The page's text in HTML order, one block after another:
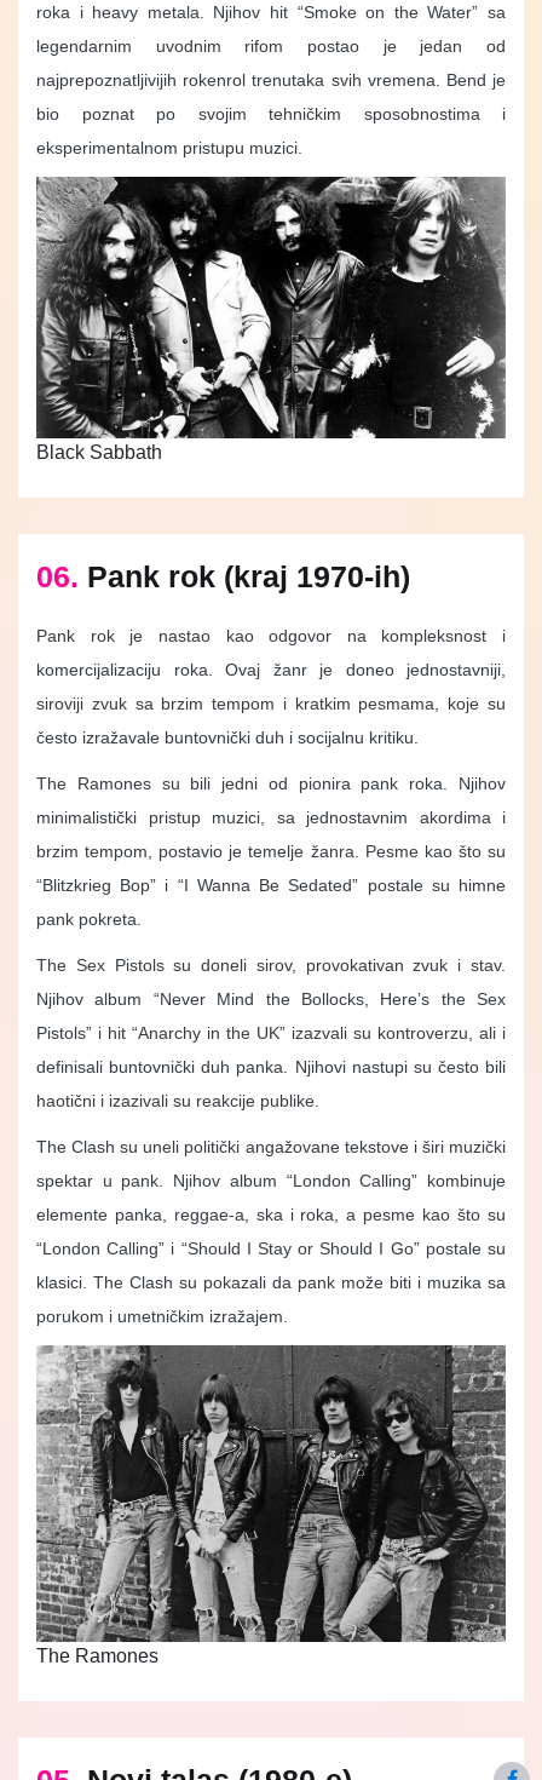
roka i heavy metala. Njihov hit “Smoke on the Water” sa
legendarnim uvodnim rifom postao je jedan od
najprepoznatljivijih rokenrol trenutaka svih vremena. Bend je
bio poznat po svojim tehničkim sposobnostima i
eksperimentalnom pristupu muzici.
Black Sabbath
06. Pank rok (kraj 1970-ih)
Pank rok je nastao kao odgovor na kompleksnost i
komercijalizaciju roka. Ovaj žanr je doneo jednostavniji,
siroviji zvuk sa brzim tempom i kratkim pesmama, koje su
često izražavale buntovnički duh i socijalnu kritiku.
The Ramones su bili jedni od pionira pank roka. Njihov
minimalistički pristup muzici, sa jednostavnim akordima i
brzim tempom, postavio je temelje žanra. Pesme kao što su
“Blitzkrieg Bop” i “I Wanna Be Sedated” postale su himne
pank pokreta.
The Sex Pistols su doneli sirov, provokativan zvuk i stav.
Njihov album “Never Mind the Bollocks, Here’s the Sex
Pistols” i hit “Anarchy in the UK” izazvali su kontroverzu, ali i
definisali buntovnički duh panka. Njihovi nastupi su često bili
haotični i izazivali su reakcije publike.
The Clash su uneli politički angažovane tekstove i širi muzički
spektar u pank. Njihov album “London Calling” kombinuje
elemente panka, reggae-a, ska i roka, a pesme kao što su
“London Calling” i “Should I Stay or Should I Go” postale su
klasici. The Clash su pokazali da pank može biti i muzika sa
porukom i umetničkim izražajem.
The Ramones